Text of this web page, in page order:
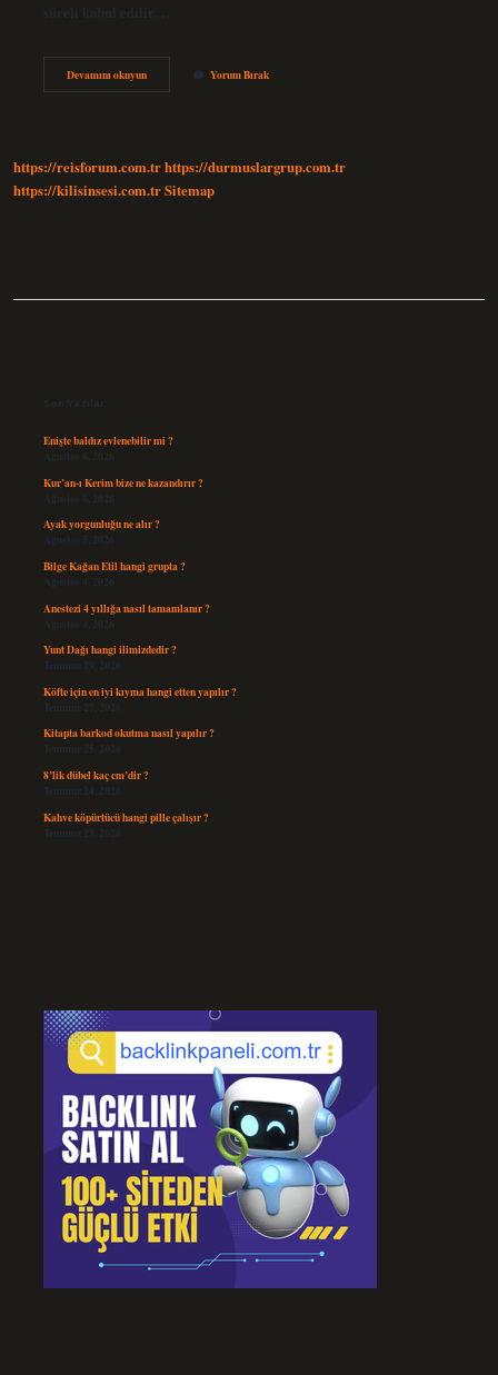
süreli kabul edilir.…
Devamını okuyun3
Belirsiz
Tarafından
Istifa
Yorum Bırak
https://reisforum.com.trhttps://durmuslargrup.com.tr
https://kilisinsesi.com.trSitemap
Son Yazılar
Enişte baldız evlenebilir mi ?
Ağustos 6, 2026
Kur’an-ı Kerim bize ne kazandırır ?
Ağustos 6, 2026
Ayak yorgunluğu ne alır ?
Ağustos 5, 2026
Bilge Kağan Etil hangi grupta ?
Ağustos 4, 2026
Anestezi 4 yıllığa nasıl tamamlanır ?
Ağustos 4, 2026
Yunt Dağı hangi ilimizdedir ?
Temmuz 29, 2026
Köfte için en iyi kıyma hangi etten yapılır ?
Temmuz 27, 2026
Kitapta barkod okutma nasıl yapılır ?
Temmuz 25, 2026
8’lik dübel kaç cm’dir ?
Temmuz 24, 2026
Kahve köpürtücü hangi pille çalışır ?
Temmuz 23, 2026